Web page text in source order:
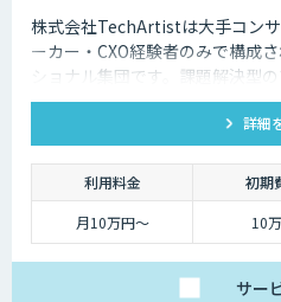
株式会社TechArtistは大手コン
ーカー・CXO経験者のみで構成
ショナル集団です。課題解決型
るソリューションを『高速』『
詳細
利用料金 初期
月10万円〜
10
サー